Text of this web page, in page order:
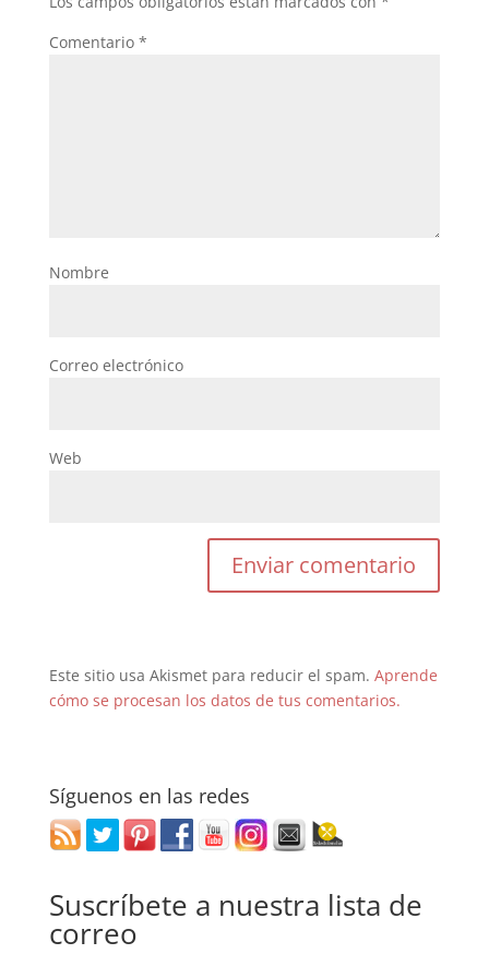
Comentario *
Nombre
Correo electrónico
Web
Este sitio usa Akismet para reducir el spam. Aprende
cómo se procesan los datos de tus comentarios.
Síguenos en las redes
Suscríbete a nuestra lista de
correo